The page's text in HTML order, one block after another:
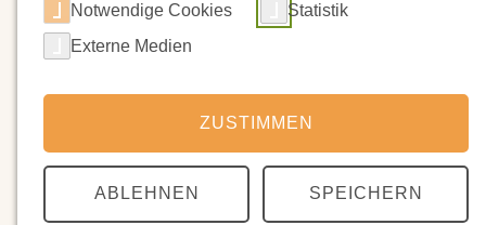
Vollepoche 2
Zweimal im Jahr unterbrechen wir
den Klassen bzw. für bestimmte
Notwendige Cookies
Statistik
Externe Medien
ZUSTIMMEN
ABLEHNEN SPEICHERN